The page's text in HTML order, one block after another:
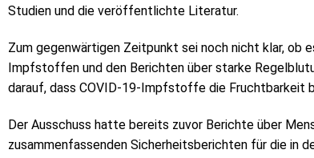
Studien und die veröffentlichte Literatur.
Zum gegenwärtigen Zeitpunkt sei noch nicht klar, ob
Impfstoffen und den Berichten über starke
darauf, dass COVID-19-Impfstoffe die Fruchtbarkeit
Der Ausschuss hatte bereits zuvor Berichte über
zusammenfassenden Sicherheitsberichten für die in